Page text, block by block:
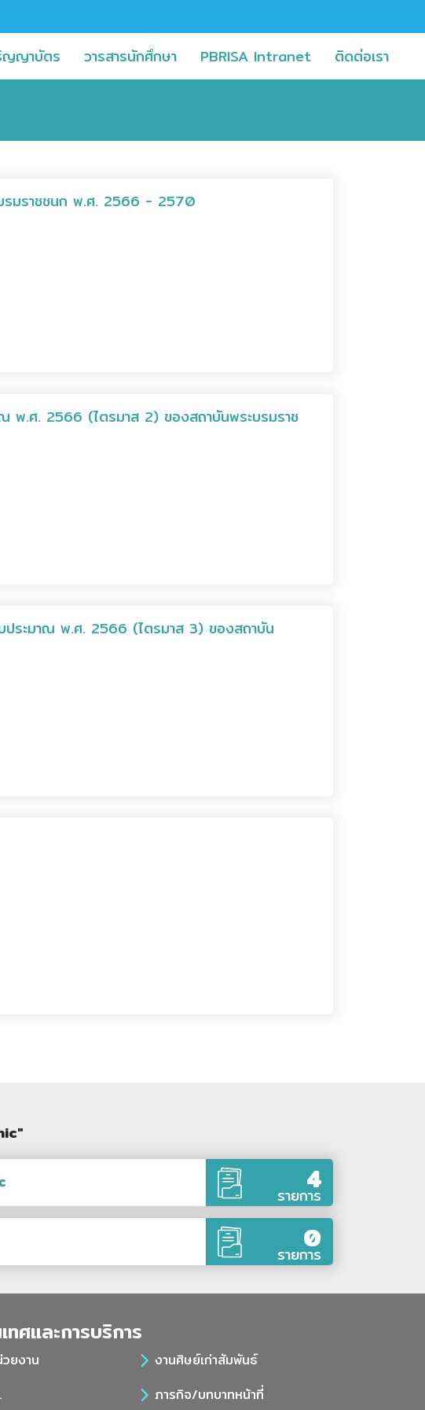
ญญาบัตร (current)
วารสารนักศึกษา(current)
PBRISA Intranet(current)
ติดต่อเรา
รมราชชนก พ.ศ. 2566 - 2570
ณ พ.ศ. 2566 (ไตรมาส 2) ของสถาบันพระบรมราช
บประมาณ พ.ศ. 2566 (ไตรมาส 3) ของสถาบัน
4
รายการ
0
รายการ
ทศและการบริการ
ยงาน
งานศิษย์เก่าสัมพันธ์
ภารกิจ/บทบาทหน้าที่